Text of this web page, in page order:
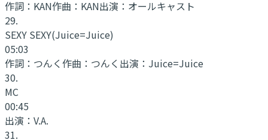
作詞： KAN作曲： KAN出演： オールキャスト
29.
SEXY SEXY(Juice=Juice)
05:03
作詞： つんく作曲： つんく 出演： Juice=Juice
30.
MC
00:45
出演： V.A.
31.